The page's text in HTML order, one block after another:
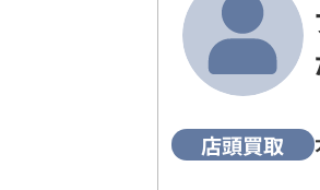
店頭買取